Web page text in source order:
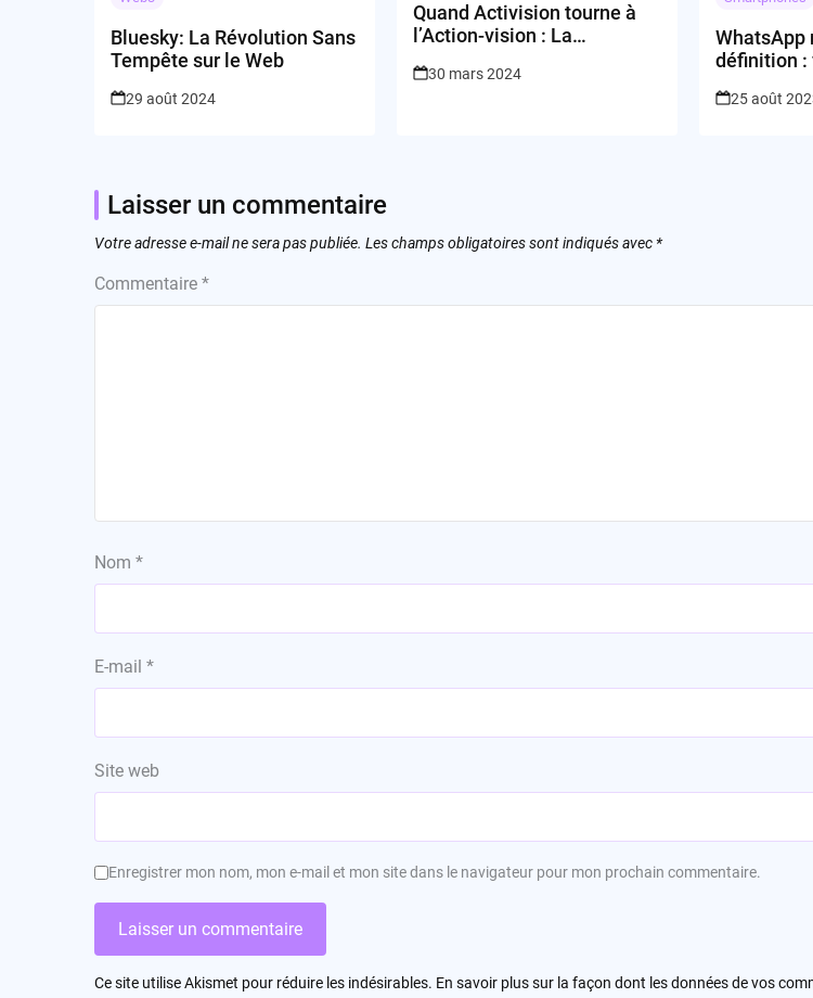
Bluesky: La Révolution Sans
Tempête sur le Web
29 août 2024
Quand Activision tourne à
l’Action-vision : La
30 mars 2024
WhatsApp
définition :
25 août
Laisser un commentaire
Votre adresse e-mail ne sera pas publiée. Les champs obligatoires sont indiqués avec *
Commentaire *
Nom *
E-mail *
Site web
Enregistrer mon nom, mon e-mail et mon site dans le navigateur pour mon prochain commentaire.
Ce site utilise Akismet pour réduire les indésirables. En savoir plus sur la façon dont les données de vos